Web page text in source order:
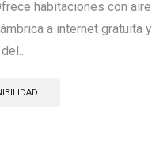
habitaciones con
a internet gratuita